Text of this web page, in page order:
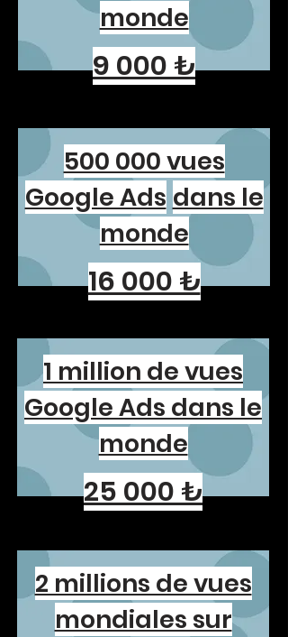
monde
9 000 ₺
500 000 vues
Google Ads dans le
monde
16 000 ₺
1 million de vues
Google Ads dans le
monde
25 000 ₺
2 millions de vues
mondiales sur